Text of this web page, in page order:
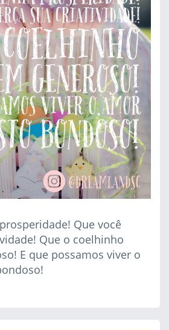
Que você
Que o coelhinho
E que possamos viver o